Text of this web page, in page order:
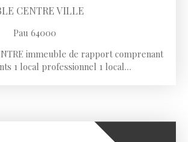
CENTRE VILLE
Pau 64000
immeuble de rapport comprenant
1 local professionnel 1 local